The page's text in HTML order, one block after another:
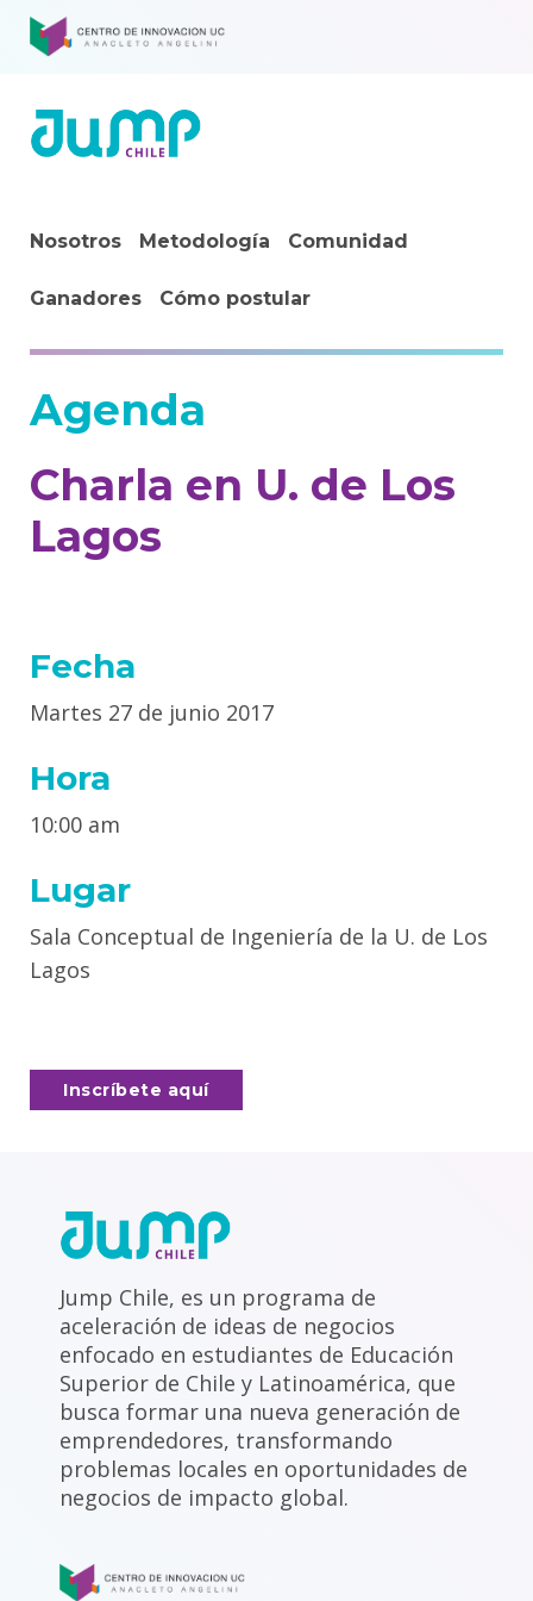
Nosotros Metodología Comunidad
Ganadores Cómo postular
Agenda
Charla en U. de Los
Lagos
Fecha
Martes 27 de junio 2017
Hora
10:00 am
Lugar
Sala Conceptual de Ingeniería de la U. de Los
Lagos
Inscríbete aquí
Jump Chile, es un programa de
aceleración de ideas de negocios
enfocado en estudiantes de Educación
Superior de Chile y Latinoamérica, que
busca formar una nueva generación de
emprendedores, transformando
problemas locales en oportunidades de
negocios de impacto global.